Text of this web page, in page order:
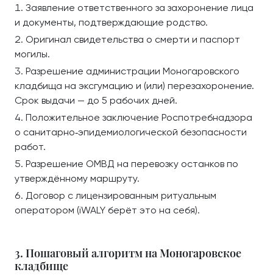
Заявление ответственного за захоронение лица
и документы, подтверждающие родство.
Оригинал свидетельства о смерти и паспорт
могилы.
Разрешение администрации Моногаровского
кладбища на эксгумацию и (или) перезахоронение.
Срок выдачи — до 5 рабочих дней.
Положительное заключение Роспотребнадзора
о санитарно‑эпидемиологической безопасности
работ.
Разрешение ОМВД на перевозку останков по
утверждённому маршруту.
Договор с лицензированным ритуальным
оператором (iWALY берёт это на себя).
3. Пошаговый алгоритм на Моногаровское
кладбище